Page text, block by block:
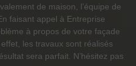
de maison, l’équipe de
faisant appel à Entreprise
à propos de votre façade
les travaux sont réalisés
sera parfait. N’hésitez pas